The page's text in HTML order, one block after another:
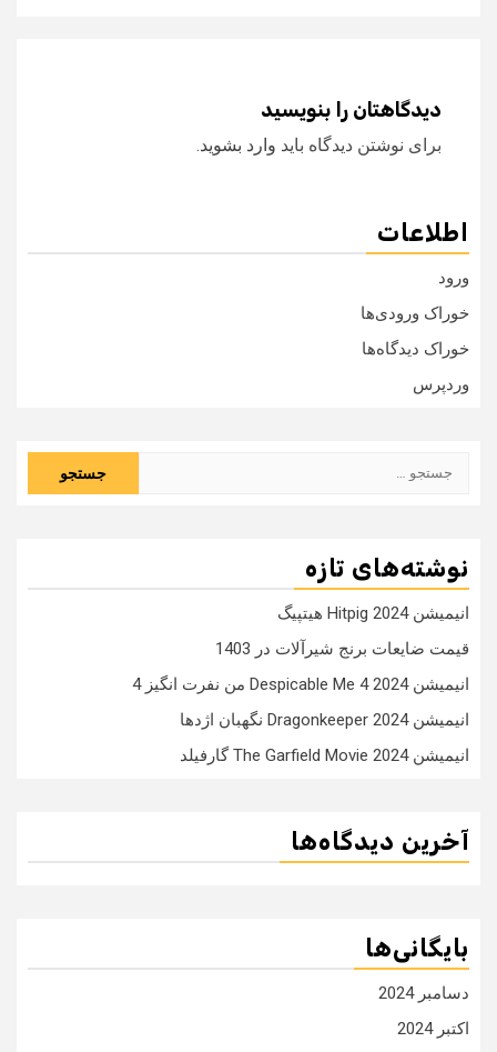
دیدگاهتان را بنویسید
برای نوشتن دیدگاه باید وارد بشوید.
اطلاعات
ورود
خوراک ورودی‌ها
خوراک دیدگاه‌ها
وردپرس
نوشته‌های تازه
انیمیشن Hitpig 2024 هیتپیگ
قیمت ضایعات برنج شیرآلات در 1403
انیمیشن Despicable Me 4 2024 من نفرت انگیز 4
انیمیشن Dragonkeeper 2024 نگهبان اژدها
انیمیشن The Garfield Movie 2024 گارفیلد
آخرین دیدگاه‌ها
بایگانی‌ها
دسامبر 2024
اکتبر 2024